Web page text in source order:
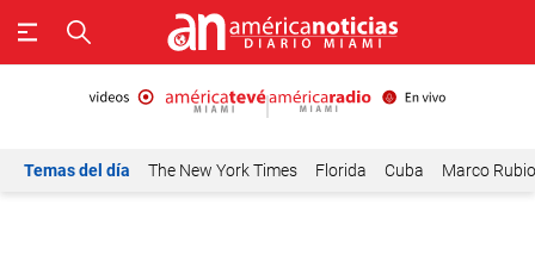
Temas del día The New York Times Florida Cuba Marco Rubio